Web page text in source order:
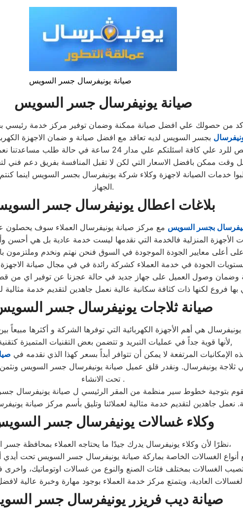
صيانة يونيفرسال جسر السويس
صيانة يونيفرسال جسر السويس
من حصولك علي افضل صيانة ممكنة وضمان توفير مركز خدمة
بجسر السويس لديه تعاقد مع افضل صيانة و ضمان الاجهزة
علي مدار 24 ساعة في حالة طلب مساعدتنا نعمل علي توصيل اجهزتكم
وقت ممكن بافضل الاسعار التي لكن لا تقبل المنافسة بفريق دعم فني
خدمات الصيانة لاجهزة وكلاء شركة يونيفرسال بجسر السويس اينما
الجهاز.
بلاغات اعطال يونيفرسال جسر
بجسر السويس مع مركز صيانة يونيفرسال العملاء سوف يحصلون
الأجهزة المنزلية فالخدمة التي نقدمها ليست خدمة عادية بل هي
أعلى معايير الجودة الموجودة في السوق فنحن نهتم ونخدم وملتزمون
الجودة في خدمة العملاء كشركة رائدة في في مجال صيانة
وصول العميل على جهاز جديد في حالة عجزنا عن توفير اي من قطع
فروع لكنها ذات كثافة سكانية عالية نعمل جاهدين لتقديم خدمة مثالية
صيانة ثلاجات يونيفرسال جسر
لأنها قوية جداً في عمليات التبريد و تتضمن بعض التقنيات المتميزة كتقنية الانفلتر,
الإمكانيات المرتفعة لا يمكن أن تتوافر أبداً بسعر كهذا الذي نقدمه في
يونيفرسال. ونقدر قلق عميل صيانة يونيفرسال جسر السويس ونثمن
تحت الانشاء .
نعمل جاهدين لتقديم خدمة مثالية لعملائنا وتليق بأسم مركز صيانة
وكلاء غسالات يونيفرسال جسر
نظرًا لأن وكلاء يونيفرسال يدرك جيدًا ما يحتاجه العملاء بمحافظة جسر السويس،
العادية، ويتمتع مركز خدمة العملاء بوجود مهارة وخبرة عالية
صيانة ديب فريزر يونيفرسال جسر